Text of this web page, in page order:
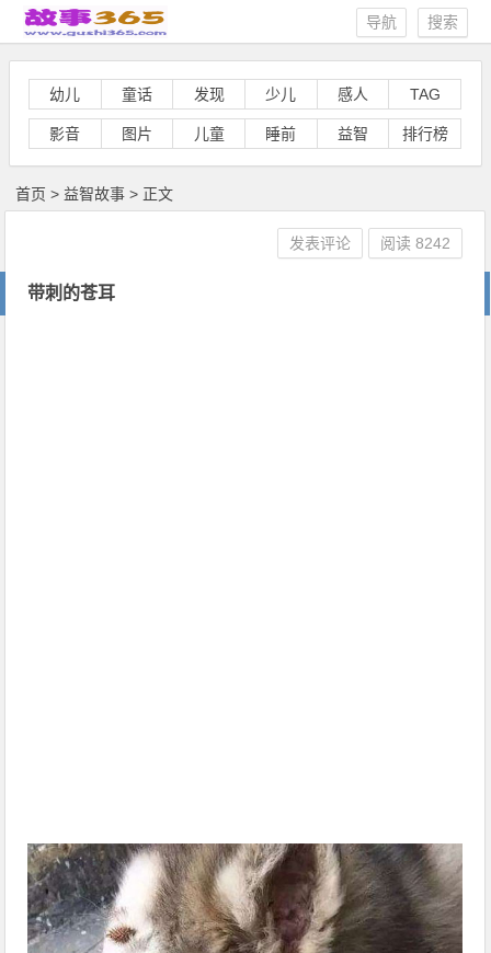
搜索
导航
幼儿 童话 发现 少儿 感人 TAG
影音 图片 儿童 睡前 益智 排行榜
首页 > 益智故事 > 正文
带刺的苍耳
发表评论 阅读8242